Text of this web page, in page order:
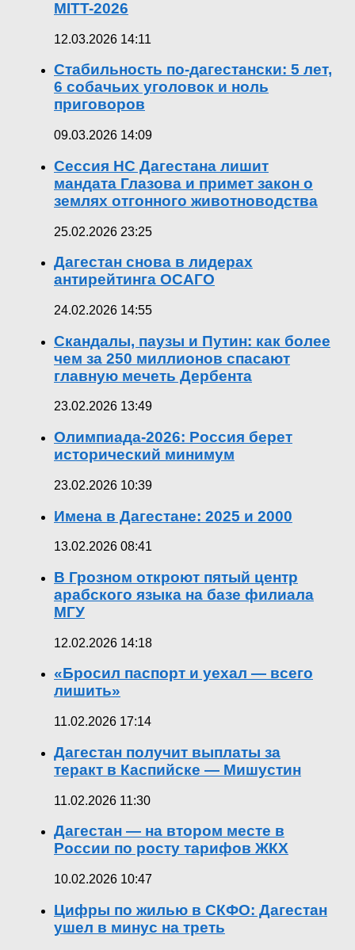
MITT-2026
12.03.2026 14:11
Стабильность по-дагестански: 5 лет,
6 собачьих уголовок и ноль
приговоров
09.03.2026 14:09
Сессия НС Дагестана лишит
мандата Глазова и примет закон о
землях отгонного животноводства
25.02.2026 23:25
Дагестан снова в лидерах
антирейтинга ОСАГО
24.02.2026 14:55
Скандалы, паузы и Путин: как более
чем за 250 миллионов спасают
главную мечеть Дербента
23.02.2026 13:49
Олимпиада-2026: Россия берет
исторический минимум
23.02.2026 10:39
Имена в Дагестане: 2025 и 2000
13.02.2026 08:41
В Грозном откроют пятый центр
арабского языка на базе филиала
МГУ
12.02.2026 14:18
«Бросил паспорт и уехал — всего
лишить»
11.02.2026 17:14
Дагестан получит выплаты за
теракт в Каспийске — Мишустин
11.02.2026 11:30
Дагестан — на втором месте в
России по росту тарифов ЖКХ
10.02.2026 10:47
Цифры по жилью в СКФО: Дагестан
ушел в минус на треть